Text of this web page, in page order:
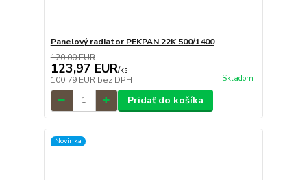
Panelový radiator PEKPAN 22K 500/1400
120,00 EUR
123,97 EUR/ks
100,79 EUR bez DPH Skladom
Pridať do košíka
Novinka